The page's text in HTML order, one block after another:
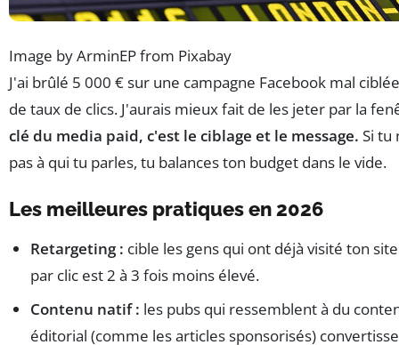
Image by ArminEP from Pixabay
J'ai brûlé 5 000 € sur une campagne Facebook mal
de taux de clics. J'aurais mieux fait de les jeter par la
clé du media paid, c'est le ciblage et le message. Si tu
pas à qui tu parles, tu balances ton budget dans le vide.
Les meilleures pratiques en 2026
Retargeting : cible les gens qui ont déjà visité ton
par clic est 2 à 3 fois moins élevé.
Contenu natif : les pubs qui ressemblent à du
éditorial (comme les articles sponsorisés)